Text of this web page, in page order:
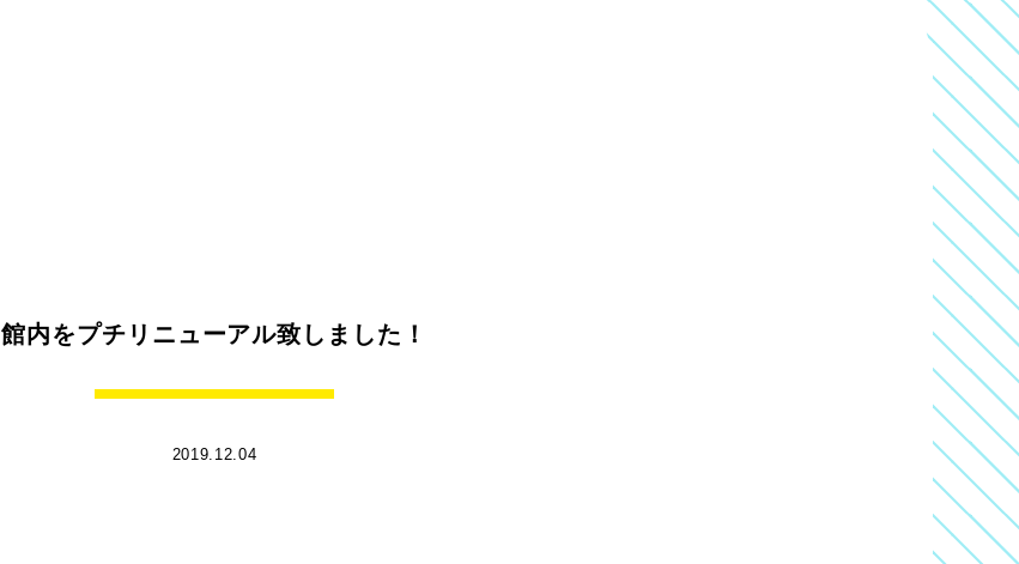
館内をプチリニューアル致しました！
2019.12.04